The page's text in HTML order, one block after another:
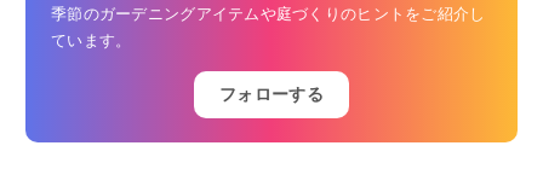
季節のガーデニングアイテムや庭づくりのヒントをご紹介し
ています。
フォローする